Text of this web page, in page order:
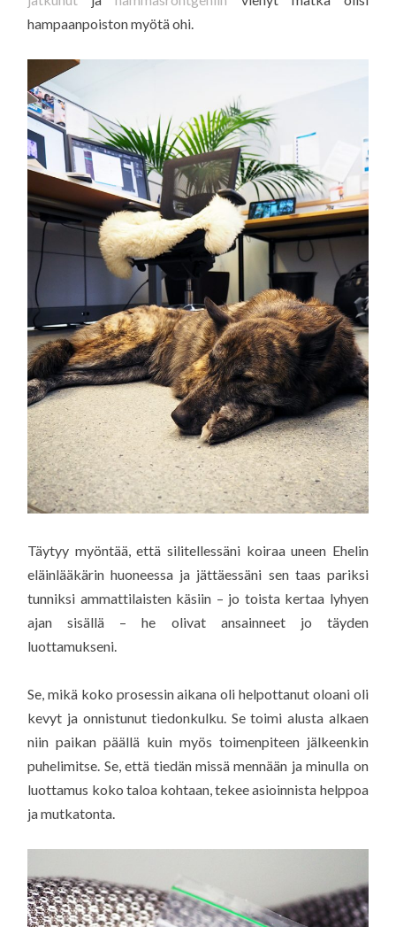
hampaanpoiston myötä ohi.
Täytyy myöntää, että silitellessäni koiraa uneen Ehelin
eläinlääkärin huoneessa ja jättäessäni sen taas pariksi
tunniksi ammattilaisten käsiin – jo toista kertaa lyhyen
ajan sisällä – he olivat ansainneet jo täyden
luottamukseni.
Se, mikä koko prosessin aikana oli helpottanut oloani oli
kevyt ja onnistunut tiedonkulku. Se toimi alusta alkaen
niin paikan päällä kuin myös toimenpiteen jälkeenkin
puhelimitse. Se, että tiedän missä mennään ja minulla on
luottamus koko taloa kohtaan, tekee asioinnista helppoa
ja mutkatonta.